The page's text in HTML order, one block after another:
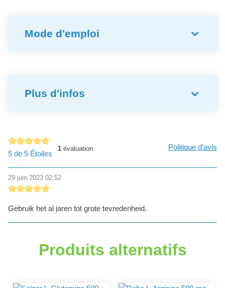
Mode d'emploi
Plus d'infos
Note moyenne de 5 sur 5 étoiles
5 de 5 Étoiles
1évaluation Politique d’avis
29 juin 2023 02:52
Gebruik het al jaren tot grote tevredenheid.
Produits alternatifs